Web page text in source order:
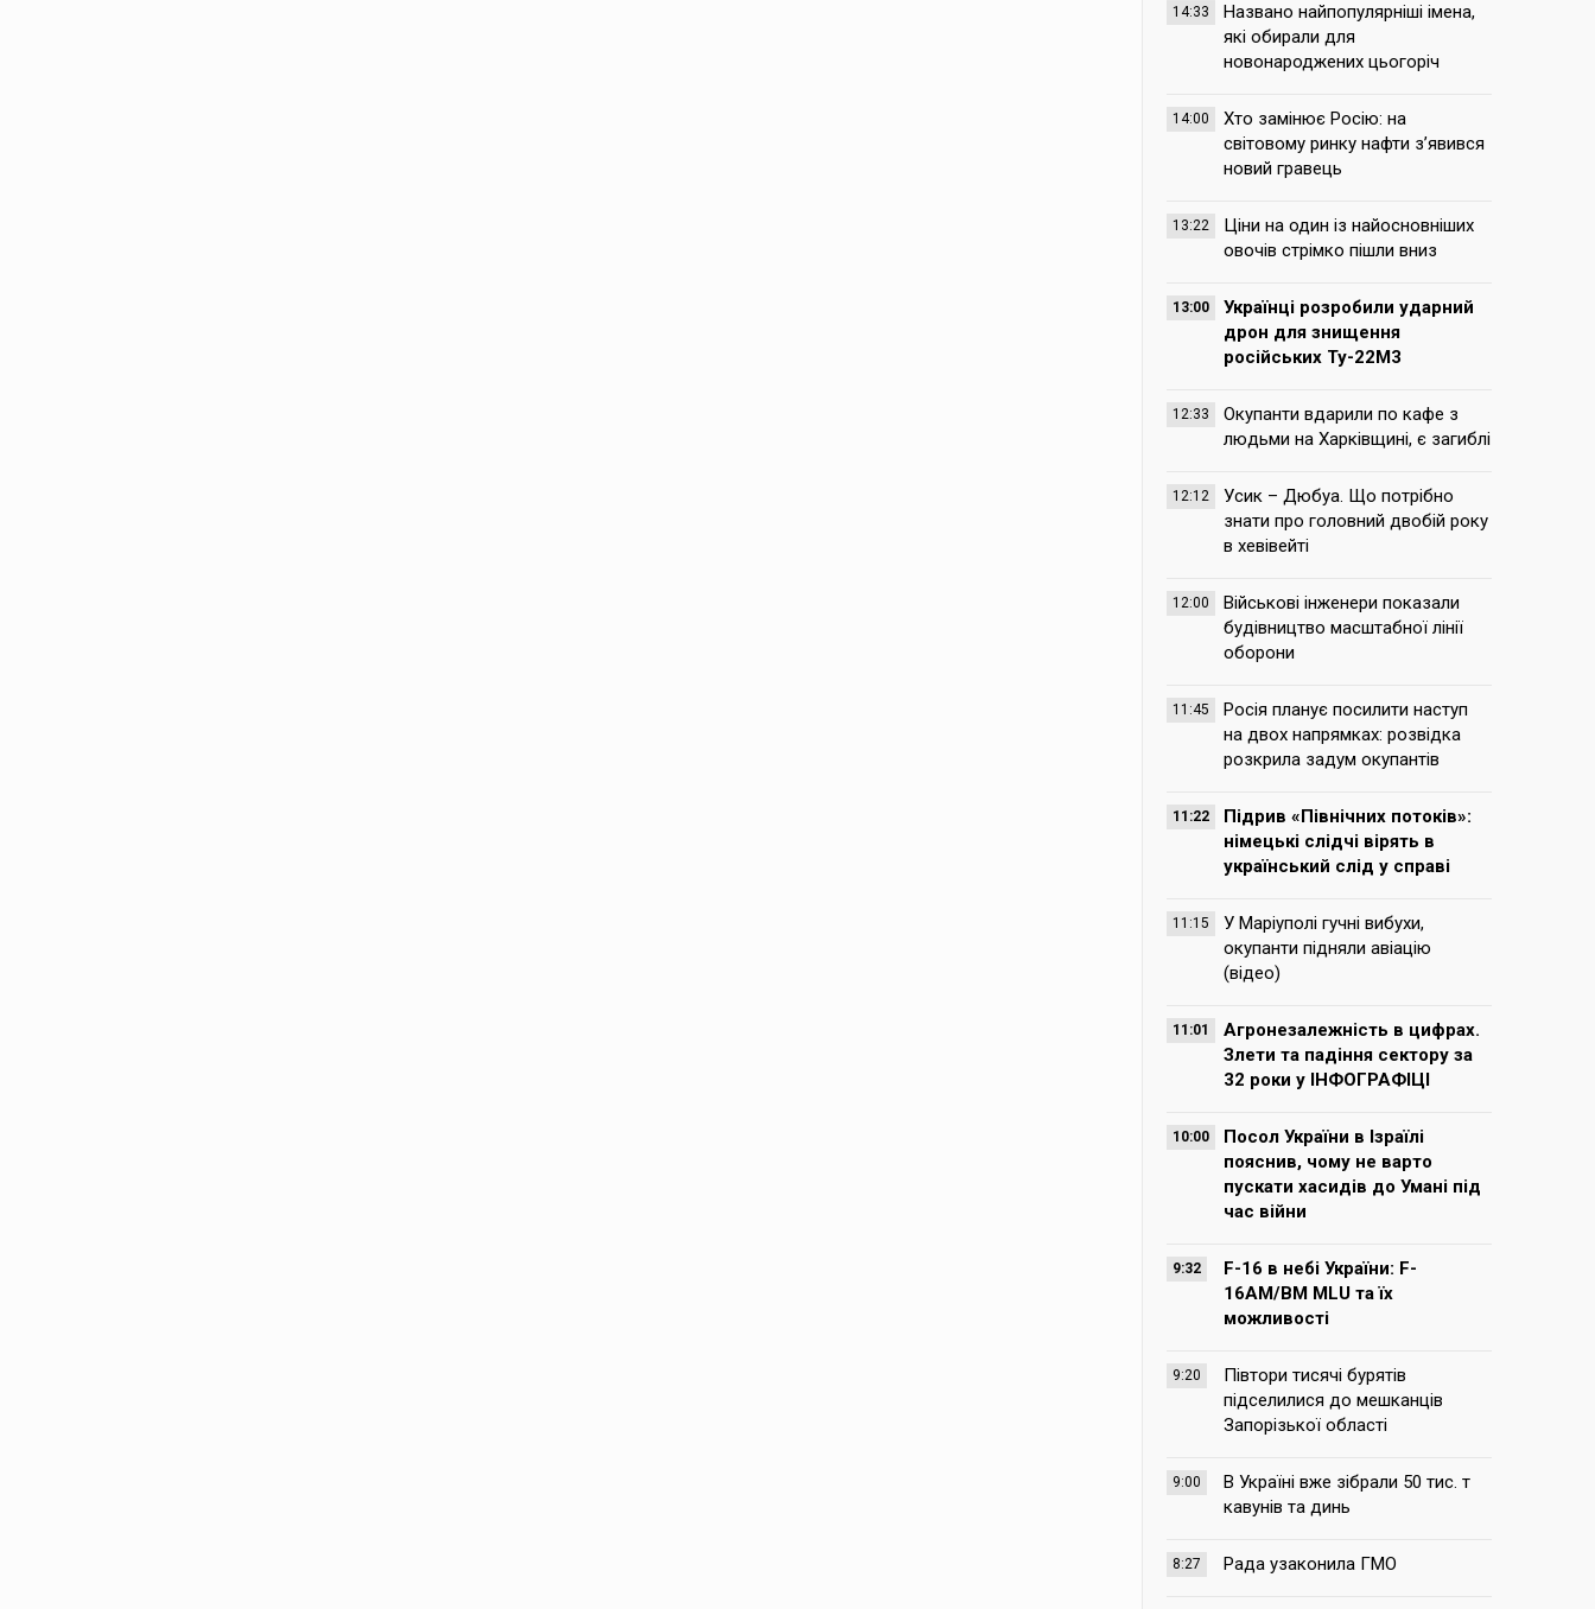
14:33
Названо найпопулярніші імена,
які обирали для
новонароджених цьогоріч
14:00
Хто замінює Росію: на
світовому ринку нафти з’явився
новий гравець
13:22
Ціни на один із найосновніших
овочів стрімко пішли вниз
13:00
Українці розробили ударний
дрон для знищення
російських Ту-22М3
12:33
Окупанти вдарили по кафе з
людьми на Харківщині, є загиблі
12:12
Усик – Дюбуа. Що потрібно
знати про головний двобій року
в хевівейті
12:00
Військові інженери показали
будівництво масштабної лінії
оборони
11:45
Росія планує посилити наступ
на двох напрямках: розвідка
розкрила задум окупантів
11:22
Підрив «Північних потоків»:
німецькі слідчі вірять в
український слід у справі
11:15
У Маріуполі гучні вибухи,
окупанти підняли авіацію
(відео)
11:01
Агронезалежність в цифрах.
Злети та падіння сектору за
32 роки у ІНФОГРАФІЦІ
10:00
Посол України в Ізраїлі
пояснив, чому не варто
пускати хасидів до Умані під
час війни
9:32
F-16 в небі України: F-
16AM/BM MLU та їх
можливості
9:20
Півтори тисячі бурятів
підселилися до мешканців
Запорізької області
9:00
В Україні вже зібрали 50 тис. т
кавунів та динь
8:27 Рада узаконила ГМО